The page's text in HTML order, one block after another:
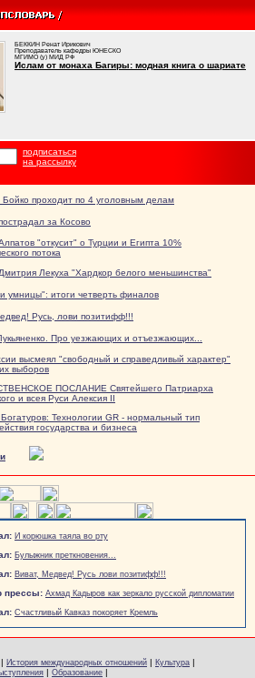
БЕККИН Ренат Ирикович
Преподаватель кафедры ЮНЕСКО
МГИМО (у) МИД РФ
Ислам от монаха Багиры: модная книга о шариате
подписаться
на рассылку
проходит по 4 уголовным делам
за Косово
"откусит" о Турции и Египта 10%
потока
Лекуха "Хардкор белого меньшинства"
умницы": итоги четверть финалов
Русь, лови позитифф!!!
Про уезжающих и отъезжающих...
высмеял "свободный и справедливый характер"
выборов
ПОСЛАНИЕ Святейшего Патриарха
и всея Руси Алексия II
Технологии GR - нормальный тип
государства и бизнеса
И корюшка таяла во рту
Булыжник преткновения...
Виват, Медвед! Русь лови позитифф!!!
прессы: Ахмад Кадыров как зеркало русской дипломатии
Счастливый Кавказ покоряет Кремль
| История международных отношений | Культура |
| Образование |